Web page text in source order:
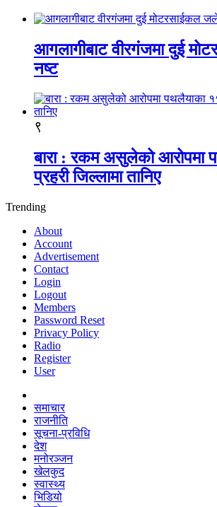
आगलागीबाट वीरगंजमा दुई
नष्ट
९
बारा : रकम असुलेको आरोपमा
प्रहरी जिल्लामा तानिए
Trending
About
Account
Advertisement
Contact
Login
Logout
Members
Password Reset
Privacy Policy
Radio
Register
User
समाचार
राजनीति
सूचना-प्रविधि
देश
मनोरञ्जन
खेलकुद
स्वास्थ्य
भिडियो